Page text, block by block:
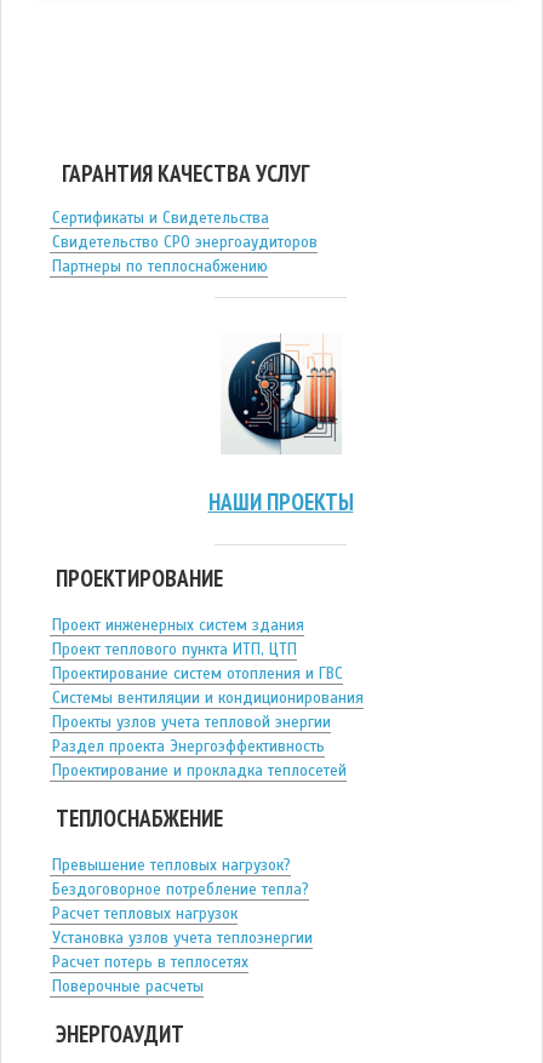
ГАРАНТИЯ КАЧЕСТВА УСЛУГ
Сертификаты и Свидетельства
Свидетельство СРО энергоаудиторов
Партнеры по теплоснабжению
НАШИ ПРОЕКТЫ
ПРОЕКТИРОВАНИЕ
Проект инженерных систем здания
Проект теплового пункта ИТП, ЦТП
Проектирование систем отопления и ГВС
Системы вентиляции и кондиционирования
Проекты узлов учета тепловой энергии
Раздел проекта Энергоэффективность
Проектирование и прокладка теплосетей
ТЕПЛОСНАБЖЕНИЕ
Превышение тепловых нагрузок?
Бездоговорное потребление тепла?
Расчет тепловых нагрузок
Установка узлов учета теплоэнергии
Расчет потерь в теплосетях
Поверочные расчеты
ЭНЕРГОАУДИТ